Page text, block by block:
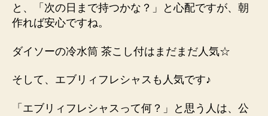
と、「次の日まで持つかな？」と心配ですが、朝
作れば安心ですね。
ダイソーの冷水筒 茶こし付はまだまだ人気☆
そして、エブリィフレシャスも人気です♪
「エブリィフレシャスって何？」と思う人は、公